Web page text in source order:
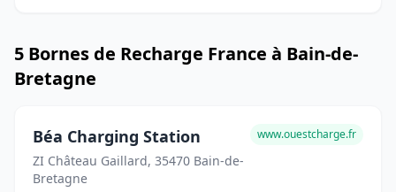
5 Bornes de Recharge France à Bain-de-
Bretagne
Béa Charging Station
ZI Château Gaillard, 35470 Bain-de-
Bretagne
www.ouestcharge.fr